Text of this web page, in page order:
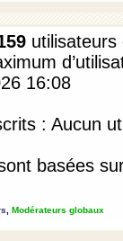
16:08
: Aucun
basées
Modérateurs globaux